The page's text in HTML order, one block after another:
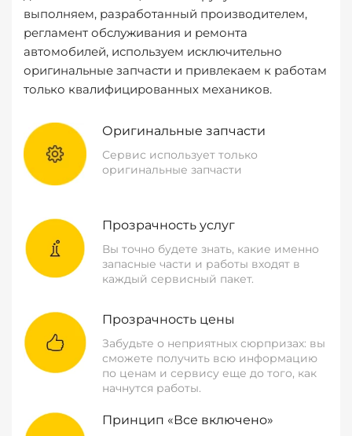
выполняем, разработанный производителем,
регламент обслуживания и ремонта
автомобилей, используем исключительно
оригинальные запчасти и привлекаем к работам
только квалифицированных механиков.
Оригинальные запчасти
Сервис использует только
оригинальные запчасти
Прозрачность услуг
Вы точно будете знать, какие именно
запасные части и работы входят в
каждый сервисный пакет.
Прозрачность цены
Забудьте о неприятных сюрпризах: вы
сможете получить всю информацию
по ценам и сервису еще до того, как
начнутся работы.
Принцип «Все включено»